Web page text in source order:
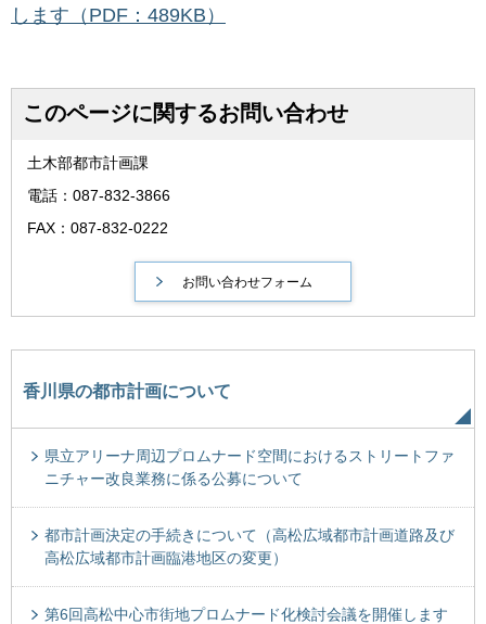
します（PDF：489KB）
このページに関するお問い合わせ
土木部都市計画課
電話：087-832-3866
FAX：087-832-0222
香川県の都市計画について
県立アリーナ周辺プロムナード空間におけるストリートファ
ニチャー改良業務に係る公募について
都市計画決定の手続きについて（高松広域都市計画道路及び
高松広域都市計画臨港地区の変更）
第6回高松中心市街地プロムナード化検討会議を開催します